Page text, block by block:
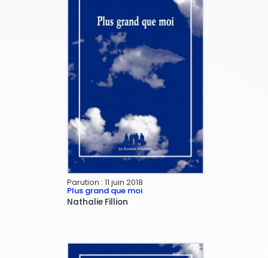
Parution : 11 juin 2018
Plus grand que moi
Nathalie Fillion